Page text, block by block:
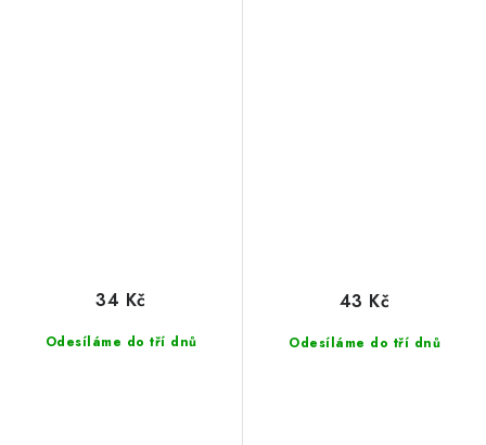
Odesíláme do tří dnů
34 Kč
Odesíláme do tří dnů
43 Kč